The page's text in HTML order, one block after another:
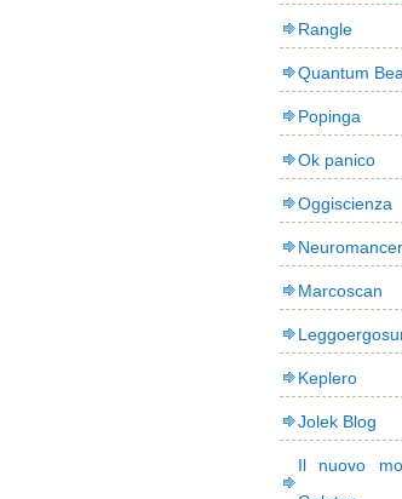
Rangle
Quantum
Popinga
Ok panico
Oggiscienza
Neuromancer
Marcoscan
Keplero
Jolek Blog
Il nuovo